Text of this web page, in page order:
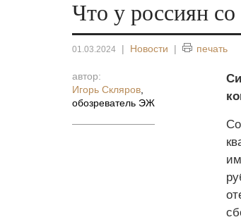
Что у россиян
01.03.2024 | Новости | печать
автор:
Игорь Скляров
обозреватель ЭЖ